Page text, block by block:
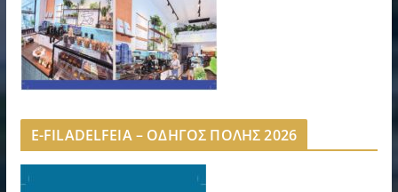
E-FILADELFEIA – ΟΔΗΓΟΣ ΠΟΛΗΣ 2026